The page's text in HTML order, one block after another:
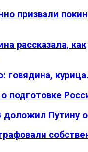
призвали
рассказала, как
говядина,
подготовке
доложил Путину